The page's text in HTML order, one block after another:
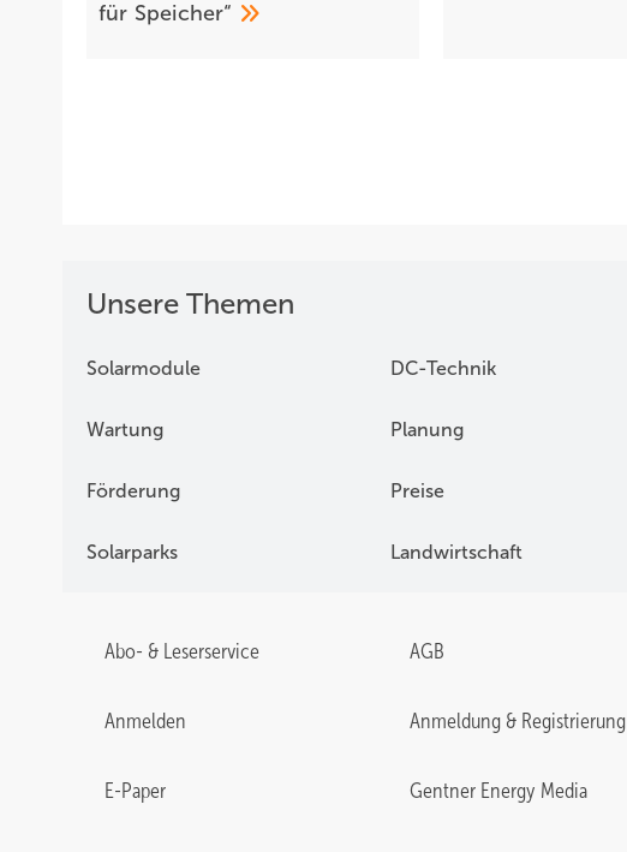
für Speicher“
Unsere Themen
Solarmodule DC-Technik
Wartung Planung
Förderung Preise
Solarparks Landwirtschaft
Abo- & Leserservice AGB
Anmelden Anmeldung & Registrierung
E-Paper Gentner Energy Media